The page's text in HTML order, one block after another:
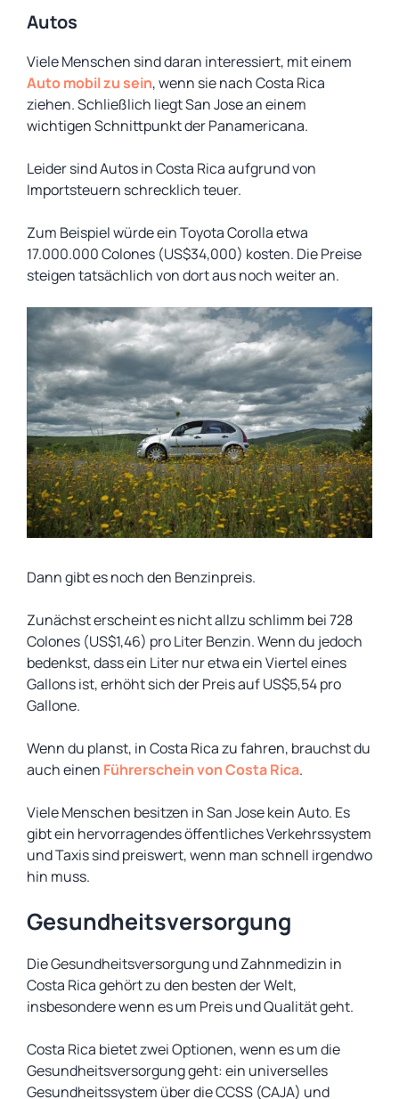
Autos
Viele Menschen sind daran interessiert, mit einem
Auto mobil zu sein, wenn sie nach Costa Rica
ziehen. Schließlich liegt San Jose an einem
wichtigen Schnittpunkt der Panamericana.
Leider sind Autos in Costa Rica aufgrund von
Importsteuern schrecklich teuer.
Zum Beispiel würde ein Toyota Corolla etwa
17.000.000 Colones (US$34,000) kosten. Die Preise
steigen tatsächlich von dort aus noch weiter an.
Dann gibt es noch den Benzinpreis.
Zunächst erscheint es nicht allzu schlimm bei 728
Colones (US$1,46) pro Liter Benzin. Wenn du jedoch
bedenkst, dass ein Liter nur etwa ein Viertel eines
Gallons ist, erhöht sich der Preis auf US$5,54 pro
Gallone.
Wenn du planst, in Costa Rica zu fahren, brauchst du
auch einen Führerschein von Costa Rica.
Viele Menschen besitzen in San Jose kein Auto. Es
gibt ein hervorragendes öffentliches Verkehrssystem
und Taxis sind preiswert, wenn man schnell irgendwo
hin muss.
Gesundheitsversorgung
Die Gesundheitsversorgung und Zahnmedizin in
Costa Rica gehört zu den besten der Welt,
insbesondere wenn es um Preis und Qualität geht.
Costa Rica bietet zwei Optionen, wenn es um die
Gesundheitsversorgung geht: ein universelles
Gesundheitssystem über die CCSS (CAJA) und